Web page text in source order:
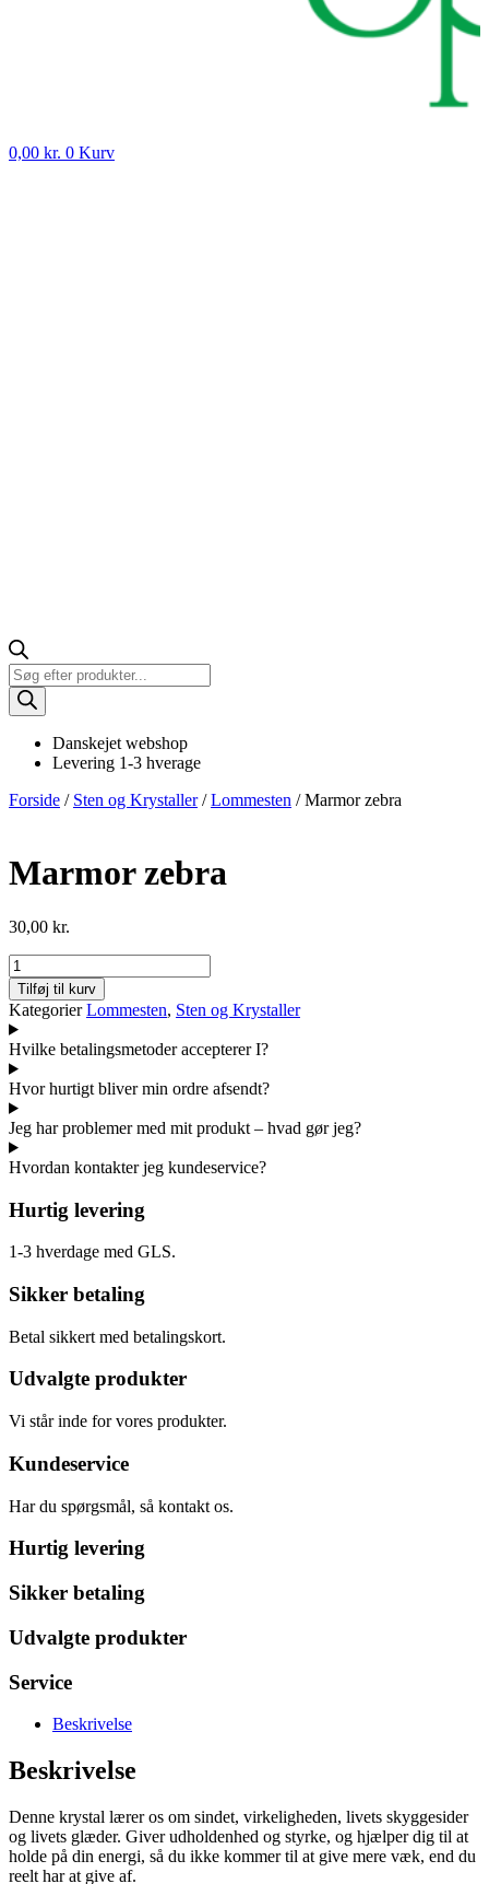
0,00 kr. 0 Kurv
Products
search
Danskejet webshop
Levering 1-3 hverage
Forside / Sten og Krystaller/Lommesten / Marmor zebra
Marmor zebra
30,00 kr.
Marmor
zebra
antal
Tilføj til kurv
Kategorier Lommesten, Sten og Krystaller
Hvilke betalingsmetoder accepterer I?
Hvor hurtigt bliver min ordre afsendt?
Jeg har problemer med mit produkt – hvad gør jeg?
Hvordan kontakter jeg kundeservice?
Hurtig levering
1-3 hverdage med GLS.
Sikker betaling
Betal sikkert med betalingskort.
Udvalgte produkter
Vi står inde for vores produkter.
Kundeservice
Har du spørgsmål, så kontakt os.
Hurtig levering
Sikker betaling
Udvalgte produkter
Service
Beskrivelse
Beskrivelse
Denne krystal lærer os om sindet, virkeligheden, livets skyggesider
og livets glæder. Giver udholdenhed og styrke, og hjælper dig til at
holde på din energi, så du ikke kommer til at give mere væk, end du
reelt har at give af.